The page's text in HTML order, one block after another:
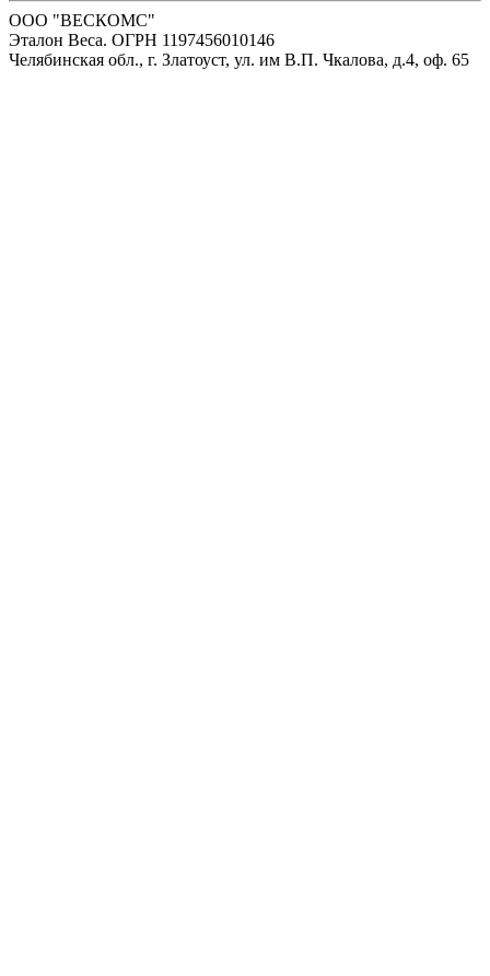
ООО "ВЕСКОМС"
Эталон Веса. ОГРН 1197456010146
Челябинская обл., г. Златоуст, ул. им В.П. Чкалова, д.4, оф. 65